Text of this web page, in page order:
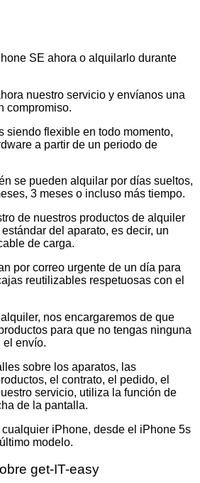
SE ahora o alquilarlo durante
nuestro servicio y envíanos una
compromiso.
siendo flexible en todo momento,
a partir de un periodo de
se pueden alquilar por días sueltos,
3 meses o incluso más tiempo.
de nuestros productos de alquiler
del aparato, es decir, un
de carga.
por correo urgente de un día para
reutilizables respetuosas con el
nos encargaremos de que
para que no tengas ninguna
el envío.
sobre los aparatos, las
el contrato, el pedido, el
servicio, utiliza la función de
de la pantalla.
iPhone, desde el iPhone 5s
modelo.
get-IT-easy